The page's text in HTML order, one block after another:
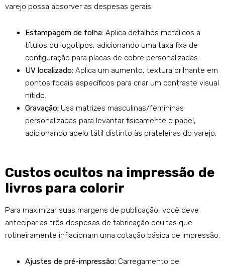
varejo possa absorver as despesas gerais:
Estampagem de folha: Aplica detalhes metálicos a
títulos ou logotipos, adicionando uma taxa fixa de
configuração para placas de cobre personalizadas.
UV localizado: Aplica um aumento, textura brilhante em
pontos focais específicos para criar um contraste visual
nítido.
Gravação: Usa matrizes masculinas/femininas
personalizadas para levantar fisicamente o papel,
adicionando apelo tátil distinto às prateleiras do varejo.
Custos ocultos na impressão de
livros para colorir
Para maximizar suas margens de publicação, você deve
antecipar as três despesas de fabricação ocultas que
rotineiramente inflacionam uma cotação básica de impressão.
Ajustes de pré-impressão: Carregamento de